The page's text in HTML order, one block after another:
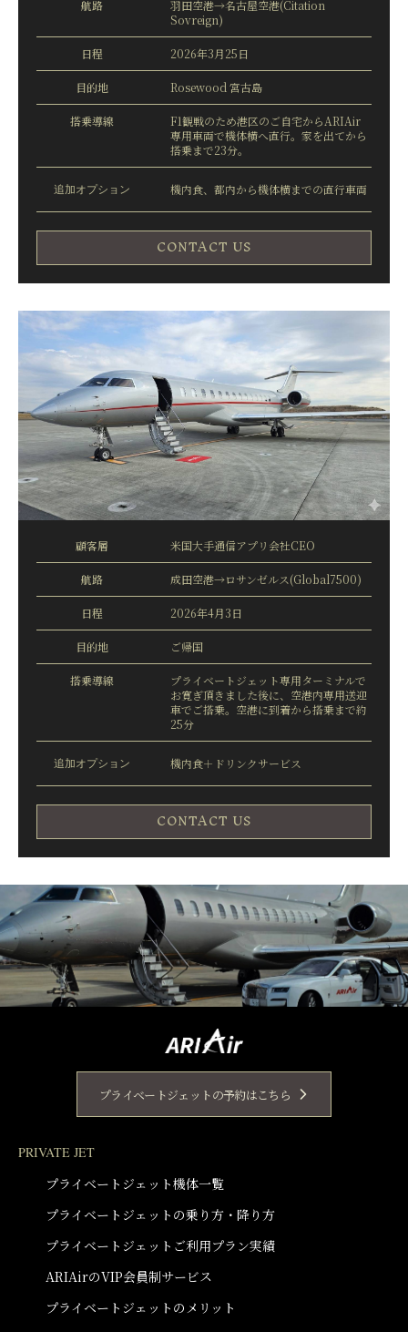
航路
羽田空港→名古屋空港(Citation
Sovreign)
日程 2026年3月25日
目的地 Rosewood 宮古島
搭乗導線
F1観戦のため港区のご自宅からARIAir
専用車両で機体横へ直行。家を出てから
搭乗まで23分。
追加オプション 機内食、都内から機体横までの直行車両
CONTACT US
顧客層 米国大手通信アプリ会社CEO
航路 成田空港→ロサンゼルス(Global7500)
日程 2026年4月3日
目的地 ご帰国
搭乗導線
プライベートジェット専用ターミナルで
お寛ぎ頂きました後に、空港内専用送迎
車でご搭乗。空港に到着から搭乗まで約
25分
追加オプション 機内食＋ドリンクサービス
CONTACT US
PRIVATE JET
プライベートジェット機体一覧
プライベートジェットの乗り方・降り方
プライベートジェットご利用プラン実績
ARIAirのVIP会員制サービス
プライベートジェットのメリット
プライベートジェットの予約はこちら